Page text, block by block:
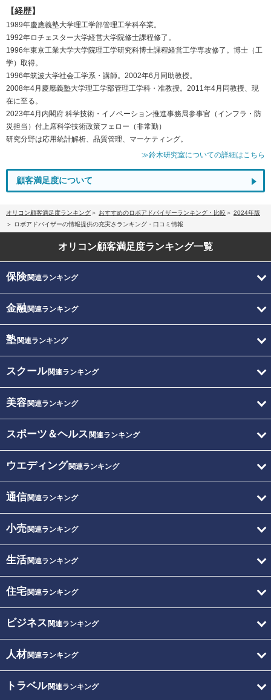
【経歴】
1989年慶應義塾大学理工学部管理工学科卒業。
1992年ロチェスター大学経営大学院修士課程修了。
1996年東京工業大学大学院理工学研究科博士課程経営工学専攻修了。博士（工
学）取得。
1996年筑波大学社会工学系・講師。2002年6月同助教授。
2008年4月慶應義塾大学理工学部管理工学科・准教授。2011年4月同教授、現
在に至る。
2023年4月内閣府 科学技術・イノベーション推進事務局参事官（インフラ・防
災担当）付上席科学技術政策フェロー（非常勤）
研究分野は応用統計解析、品質管理、マーケティング。
≫鈴木研究室についての詳細はこちら
顧客満足度について
オリコン顧客満足度ランキング おすすめのロボアドバイザーランキング・比較
2024年版
ロボアドバイザーの情報提供の充実さランキング・口コミ情報
オリコン顧客満足度ランキング一覧
保険関連ランキング
金融関連ランキング
塾関連ランキング
スクール関連ランキング
美容関連ランキング
スポーツ＆ヘルス 関連ランキング
ウエディング関連ランキング
通信関連ランキング
小売関連ランキング
生活関連ランキング
住宅関連ランキング
ビジネス 関連ランキング
人材関連ランキング
トラベル関連ランキング